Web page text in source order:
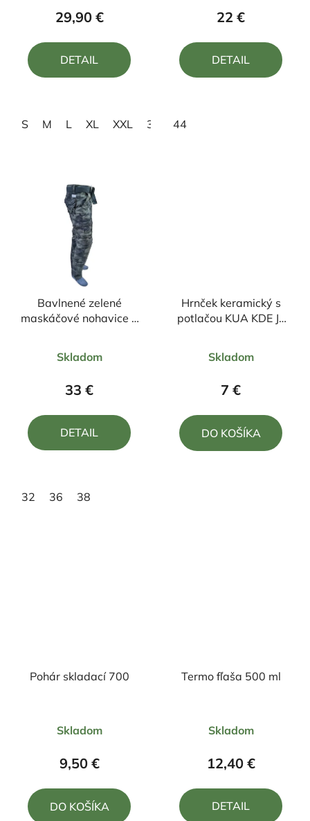
produktu
5,0
z
29,90 €
DETAIL
S M L XL XXL 3XL
produktu
5,0
z
22 €
DETAIL
44
Bavlnené zelené
maskáčové nohavice +
hodnotenie
produktu
z
Skladom
33 €
DETAIL
32 36 38
Hrnček keramický s
potlačou KUA KDE JE
hodnotenie
produktu
z
Skladom
7 €
DO KOŠÍKA
Pohár skladací 700
hodnotenie
produktu
4,0
z
Skladom
9,50 €
DO KOŠÍKA
Termo fľaša 500 ml
Skladom
12,40 €
DETAIL